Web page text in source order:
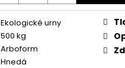
Ekologické urny
500 kg
Arboform
Hnedá